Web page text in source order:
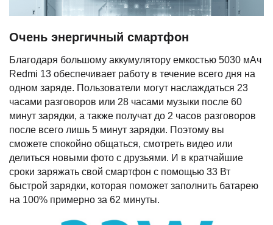
Очень энергичный смартфон
Благодаря большому аккумулятору емкостью 5030 мАч
Redmi 13 обеспечивает работу в течение всего дня на
одном заряде. Пользователи могут наслаждаться 23
часами разговоров или 28 часами музыки после 60
минут зарядки, а также получат до 2 часов разговоров
после всего лишь 5 минут зарядки. Поэтому вы
сможете спокойно общаться, смотреть видео или
делиться новыми фото с друзьями. И в кратчайшие
сроки заряжать свой смартфон с помощью 33 Вт
быстрой зарядки, которая поможет заполнить батарею
на 100% примерно за 62 минуты.